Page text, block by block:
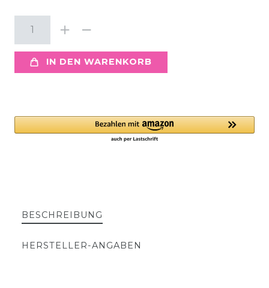
IN DEN WARENKORB
BESCHREIBUNG
HERSTELLER-ANGABEN